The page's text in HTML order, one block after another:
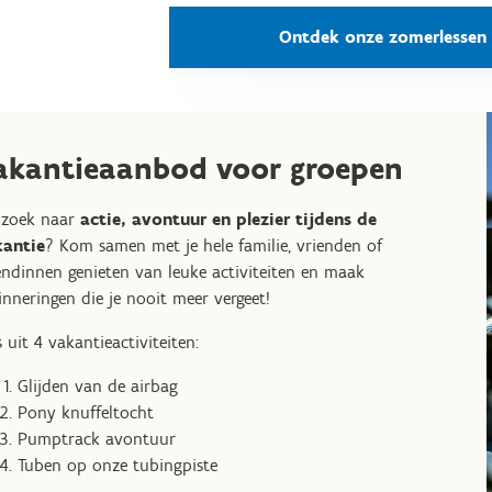
Ontdek onze zomerlessen
voor groepen
naar actie, avontuur en plezier tijdens de
? Kom samen met je hele familie, vrienden of
genieten van leuke activiteiten en maak
die je nooit meer vergeet!
uit 4 vakantieactiviteiten:
Glijden van de airbag
Pony knuffeltocht
Pumptrack avontuur
Tuben op onze tubingpiste